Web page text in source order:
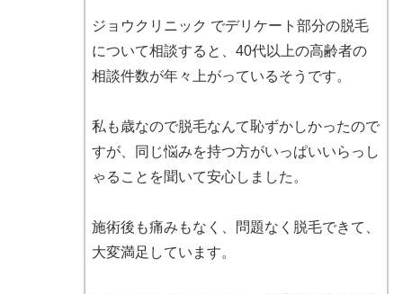
ジョウクリニック でデリケート部分の脱毛
について相談すると、40代以上の高齢者の
相談件数が年々上がっているそうです。
私も歳なので脱毛なんて恥ずかしかったので
すが、同じ悩みを持つ方がいっぱいいらっし
ゃることを聞いて安心しました。
施術後も痛みもなく、問題なく脱毛できて、
大変満足しています。